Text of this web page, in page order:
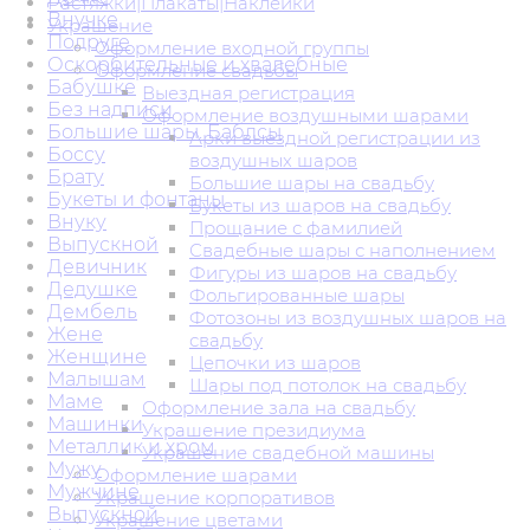
Украшение
Оформление входной группы
Оформление свадьбы
Выездная регистрация
Оформление воздушными шарами
Арки выездной регистрации из
воздушных шаров
Большие шары на свадьбу
Букеты из шаров на свадьбу
Прощание с фамилией
Свадебные шары с наполнением
Фигуры из шаров на свадьбу
Фольгированные шары
Фотозоны из воздушных шаров на
свадьбу
Цепочки из шаров
Шары под потолок на свадьбу
Оформление зала на свадьбу
Украшение президиума
Украшение свадебной машины
Оформление шарами
Украшение корпоративов
Украшение цветами
Внучке
Подруге
Оскорбительные и хвалебные
Бабушке
Без надписи
Большие шары. Баблсы
Боссу
Брату
Букеты и фонтаны
Внуку
Выпускной
Девичник
Дедушке
Дембель
Жене
Женщине
Малышам
Маме
Машинки
Металлик и хром
Мужу
Мужчине
Выпускной